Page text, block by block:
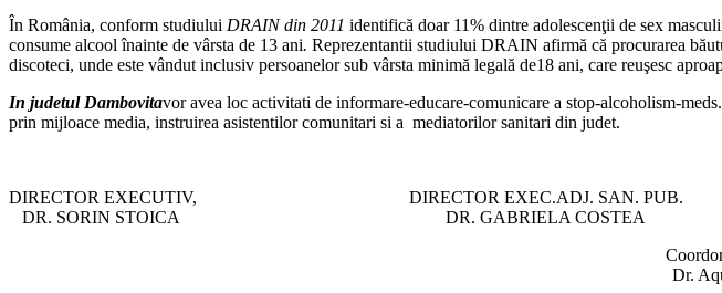
În România, conform studiului DRAIN din 2011 identifică doar 11% dintre adolescenţii de sex
consume alcool înainte de vârsta de 13 ani. Reprezentantii studiului DRAIN afirmă că procurarea
discoteci, unde este vândut inclusiv persoanelor sub vârsta minimă legală de18 ani, care reuşesc
In judetul Dambovitavor avea loc activitati de informare-educare-comunicare a stop-alcoholism-
prin mijloace media, instruirea asistentilor comunitari si a mediatorilor sanitari din judet.
DIRECTOR EXECUTIV, DIRECTOR EXEC.ADJ. SAN. PUB.
DR. SORIN STOICA DR. GABRIELA COSTEA
Dr.